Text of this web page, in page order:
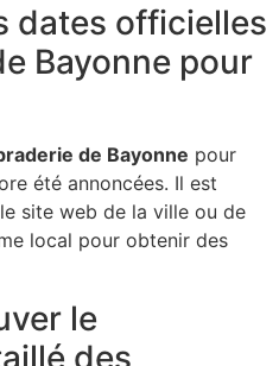
dates officielles
Bayonne pour
de Bayonne pour
été annoncées. Il est
site web de la ville ou de
local pour obtenir des
le